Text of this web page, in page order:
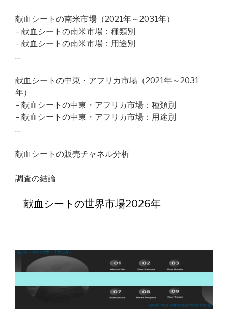
献血シートの南米市場（2021年～2031年）
– 献血シートの南米市場：種類別
– 献血シートの南米市場：用途別
…
献血シートの中東・アフリカ市場（2021年～2031
年）
– 献血シートの中東・アフリカ市場：種類別
– 献血シートの中東・アフリカ市場：用途別
…
献血シートの販売チャネル分析
調査の結論
献血シートの世界市場2026年